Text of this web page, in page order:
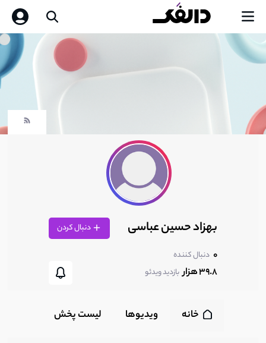
بهزاد حسین عباسی دنبال کردن
0 دنبال کننده
39.8 هزار بازدید ویدئو
خانه ویدیوها لیست پخش‌